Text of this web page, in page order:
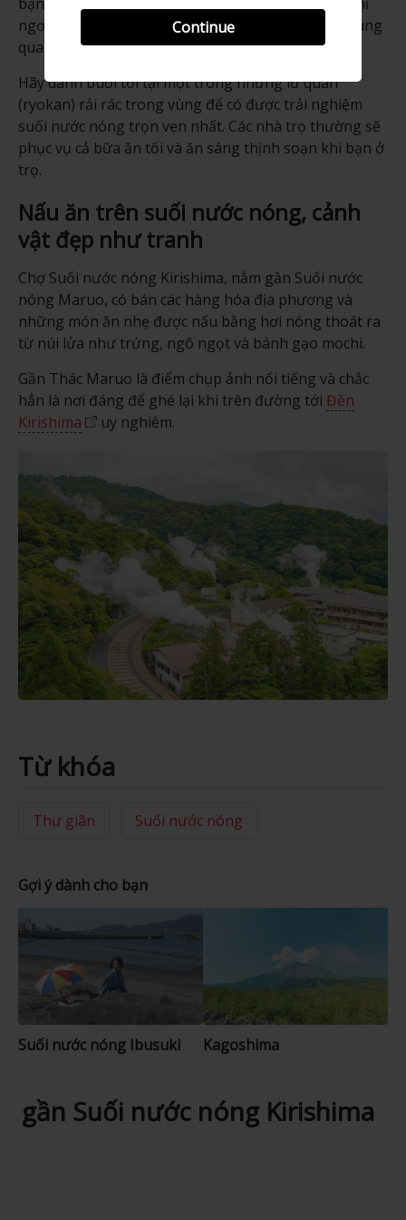
Continue
ngơi sau một ngày đi bộ đường dài ở các đồi núi xung
quanh.
Hãy dành buổi tối tại một trong những lữ quán
(ryokan) rải rác trong vùng để có được trải nghiệm
suối nước nóng trọn vẹn nhất. Các nhà trọ thường sẽ
phục vụ cả bữa ăn tối và ăn sáng thịnh soạn khi bạn ở
trọ.
Nấu ăn trên suối nước nóng, cảnh
vật đẹp như tranh
Chợ Suối nước nóng Kirishima, nằm gần Suối nước
nóng Maruo, có bán các hàng hóa địa phương và
những món ăn nhẹ được nấu bằng hơi nóng thoát ra
từ núi lửa như trứng, ngô ngọt và bánh gạo mochi.
Gần Thác Maruo là điểm chụp ảnh nổi tiếng và chắc
hẳn là nơi đáng để ghé lại khi trên đường tới Đền
Kirishima
uy nghiêm.
Từ khóa
Thư giãn Suối nước nóng
Gợi ý dành cho bạn
Suối nước nóng Ibusuki Kagoshima
gần Suối nước nóng Kirishima